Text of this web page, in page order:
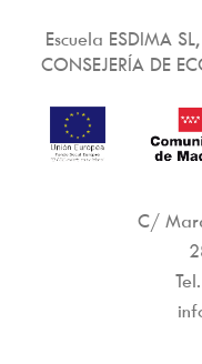
Escuela ESDIMA
CONSEJERÍA DE
C/
Tel.